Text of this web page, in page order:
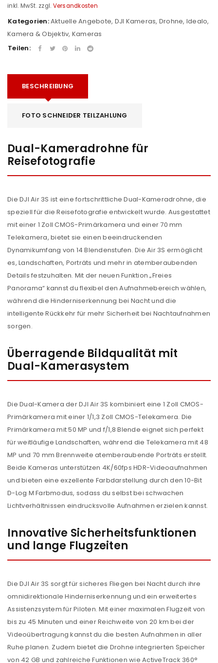
inkl. MwSt. zzgl. Versandkosten
Kategorien:Aktuelle Angebote, DJI Kameras, Drohne, Idealo,
Kamera & Objektiv, Kameras
Teilen:
BESCHREIBUNG
FOTO SCHNEIDER TEILZAHLUNG
Dual-Kameradrohne für
Reisefotografie
Die DJI Air 3S ist eine fortschrittliche Dual-Kameradrohne, die
speziell für die Reisefotografie entwickelt wurde. Ausgestattet
mit einer 1 Zoll CMOS-Primärkamera und einer 70 mm
Telekamera, bietet sie einen beeindruckenden
Dynamikumfang von 14 Blendenstufen. Die Air 3S ermöglicht
es, Landschaften, Porträts und mehr in atemberaubenden
Details festzuhalten. Mit der neuen Funktion „Freies
Panorama“ kannst du flexibel den Aufnahmebereich wählen,
während die Hinderniserkennung bei Nacht und die
intelligente Rückkehr für mehr Sicherheit bei Nachtaufnahmen
sorgen.
Überragende Bildqualität mit
Dual-Kamerasystem
Die Dual-Kamera der DJI Air 3S kombiniert eine 1 Zoll CMOS-
Primärkamera mit einer 1/1,3 Zoll CMOS-Telekamera. Die
Primärkamera mit 50 MP und f/1,8 Blende eignet sich perfekt
für weitläufige Landschaften, während die Telekamera mit 48
MP und 70 mm Brennweite atemberaubende Porträts erstellt.
Beide Kameras unterstützen 4K/60fps HDR-Videoaufnahmen
und bieten eine exzellente Farbdarstellung durch den 10-Bit
D-Log M Farbmodus, sodass du selbst bei schwachen
Lichtverhältnissen eindrucksvolle Aufnahmen erzielen kannst.
Innovative Sicherheitsfunktionen
und lange Flugzeiten
Die DJI Air 3S sorgt für sicheres Fliegen bei Nacht durch ihre
omnidirektionale Hinderniserkennung und ein erweitertes
Assistenzsystem für Piloten. Mit einer maximalen Flugzeit von
bis zu 45 Minuten und einer Reichweite von 20 km bei der
Videoübertragung kannst du die besten Aufnahmen in aller
Ruhe planen. Zudem bietet die Drohne integrierten Speicher
von 42 GB und zahlreiche Funktionen wie ActiveTrack 360°